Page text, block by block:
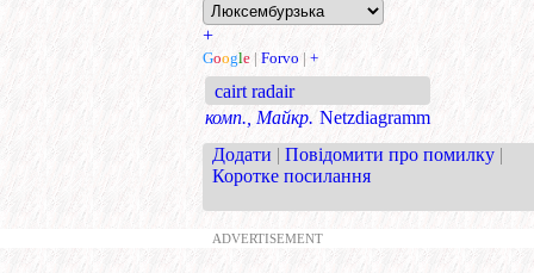
+
Google | Forvo | +
cairt radair
комп., Майкр. Netzdiagramm
Додати | Повідомити про помилку |
Коротке посилання
ADVERTISEMENT